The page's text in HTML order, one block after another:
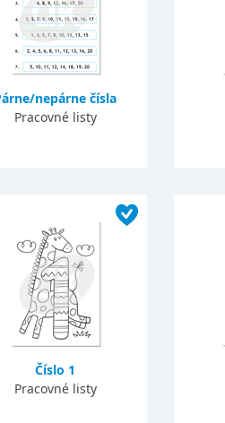
nepárne čísla
Pracovné listy
Číslo 1
Pracovné listy